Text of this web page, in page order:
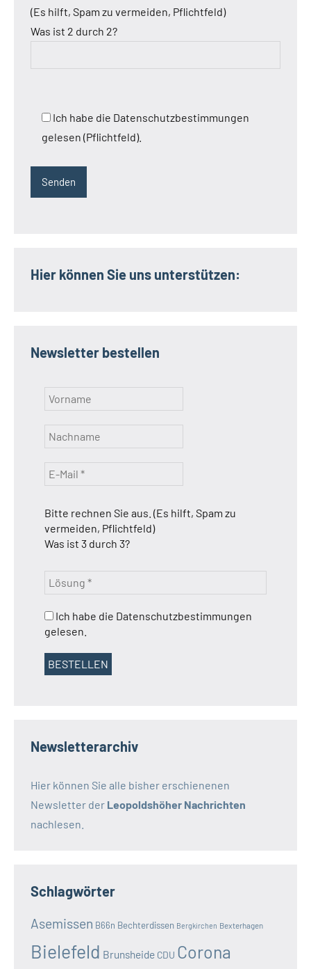
(Es hilft, Spam zu vermeiden, Pflichtfeld)
Was ist 2 durch 2?
Ich habe die Datenschutzbestimmungen
gelesen (Pflichtfeld).
Hier können Sie uns unterstützen:
Newsletter bestellen
Bitte rechnen Sie aus. (Es hilft, Spam zu
vermeiden, Pflichtfeld)
Was ist 3 durch 3?
Ich habe die Datenschutzbestimmungen
gelesen.
Newsletterarchiv
Hier können Sie alle bisher erschienenen
Newsletter der Leopoldshöher Nachrichten
nachlesen.
Schlagwörter
Asemissen B66n Bechterdissen Bergkirchen Bexterhagen
Bielefeld Brunsheide CDU Corona